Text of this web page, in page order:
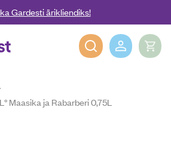
Gardesti ärikliendiks!
Gardest
Maasika ja Rabarberi 0,75L